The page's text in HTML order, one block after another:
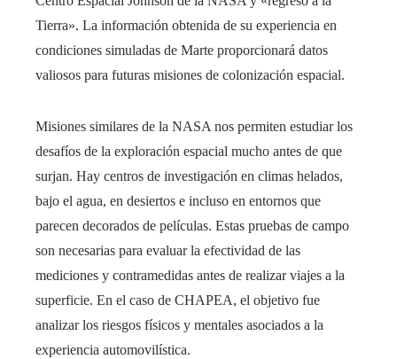
Tierra». La información obtenida de su experiencia en
condiciones simuladas de Marte proporcionará datos
valiosos para futuras misiones de colonización espacial.
Misiones similares de la NASA nos permiten estudiar los
desafíos de la exploración espacial mucho antes de que
surjan. Hay centros de investigación en climas helados,
bajo el agua, en desiertos e incluso en entornos que
parecen decorados de películas. Estas pruebas de campo
son necesarias para evaluar la efectividad de las
mediciones y contramedidas antes de realizar viajes a la
superficie. En el caso de CHAPEA, el objetivo fue
analizar los riesgos físicos y mentales asociados a la
experiencia automovilística.